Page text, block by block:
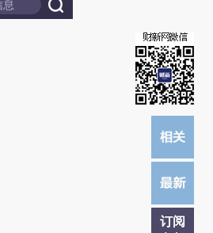
订阅